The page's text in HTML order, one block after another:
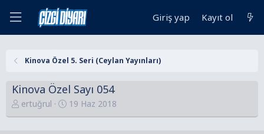
Giriş yap Kayıt ol
Kinova Özel 5. Seri (Ceylan Yayınları)
Kinova Özel Sayı 054
K
o
ertuğrul
B
a
19 Haz 2018